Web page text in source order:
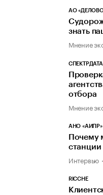
АО
знать
Мнение
СПЕКТРДАТА
отбора
Мнение
АНО «АИПР»
Почему
Интервью
RICCHE